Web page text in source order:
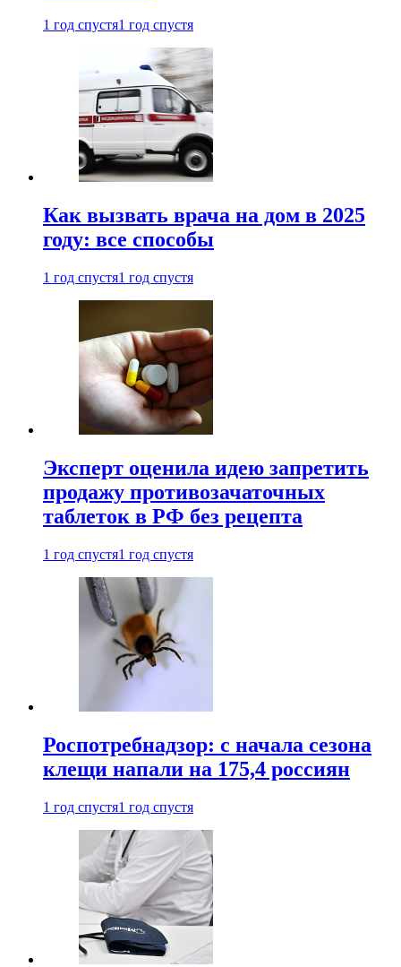
1 год спустя1 год спустя
Как вызвать врача на дом в 2025
году: все способы
1 год спустя1 год спустя
Эксперт оценила идею запретить
продажу противозачаточных
таблеток в РФ без рецепта
1 год спустя1 год спустя
Роспотребнадзор: с начала сезона
клещи напали на 175,4 россиян
1 год спустя1 год спустя